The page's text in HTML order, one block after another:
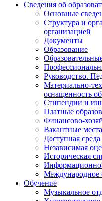
Сведения об
Основные
Структура и
организацией
Документы
Образование
Руководство.
Материально-
оснащенность
Стипендии и
Платные
Финансово-
Вакантные
Доступная среда
Независимая
Историческая
Информационно-
Международное
Обучение
Музыкальное